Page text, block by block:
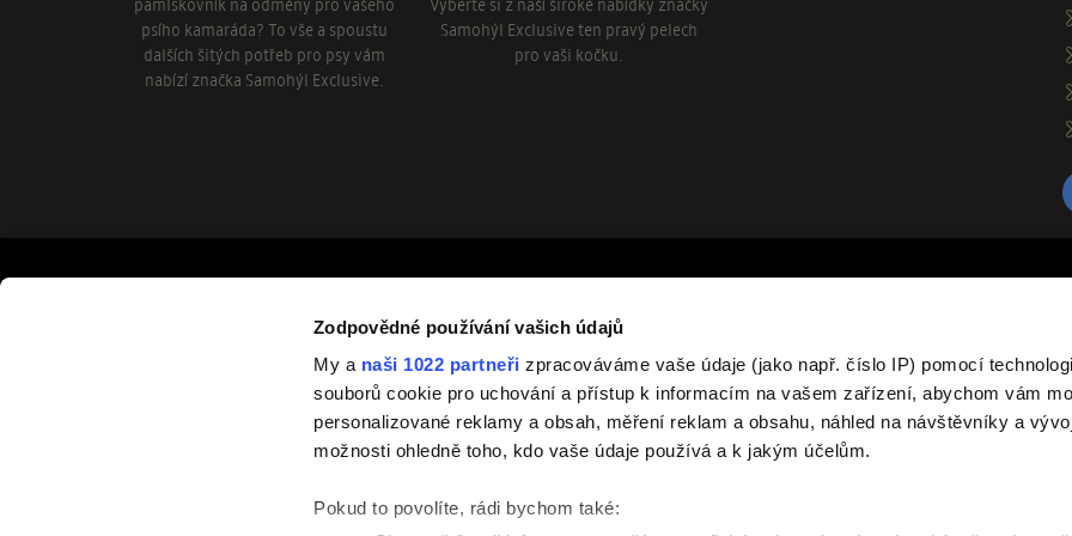
Zodpovědné používání vašich údajů
My a naši 1022 partneři zpracováváme vaše údaje (jako např. číslo IP) pomocí
souborů cookie pro uchování a přístup k informacím na vašem zařízení, abychom vám
personalizované reklamy a obsah, měření reklam a obsahu, náhled na návštěvníky a
možnosti ohledně toho, kdo vaše údaje používá a k jakým účelům.
Pokud to povolíte, rádi bychom také:
psího kamaráda? To vše a spoustu
dalších šitých potřeb pro psy vám
nabízí značka Samohýl Exclusive.
Samohýl Exclusive ten pravý pelech
pro vaši kočku.
nových výrobcích nebo kolekcích.
Pokračujte
Značka Samohyl Exclusive
drobné savce tvoří jádro
různých ročních období, textilní
další praktické chovatelské
vyráběny v České republice,